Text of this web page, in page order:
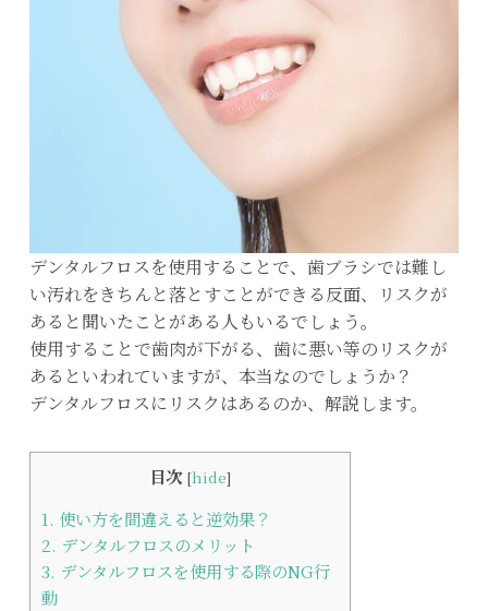
デンタルフロスを使用することで、歯ブラシでは難し
い汚れをきちんと落とすことができる反面、リスクが
あると聞いたことがある人もいるでしょう。
使用することで歯肉が下がる、歯に悪い等のリスクが
あるといわれていますが、本当なのでしょうか？
デンタルフロスにリスクはあるのか、解説します。
目次 [hide]
1. 使い方を間違えると逆効果？
2. デンタルフロスのメリット
3. デンタルフロスを使用する際のNG行
動